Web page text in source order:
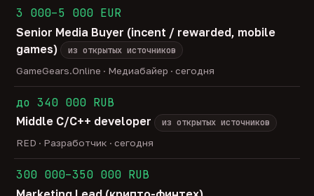
3 000–5 000 EUR
Senior Media Buyer (incent / rewarded, mobile
games)
из открытых источников
GameGears.Online · Медиабайер · сегодня
до 340 000 RUB
Middle C/C++ developer
из открытых источников
RED · Разработчик · сегодня
300 000–350 000 RUB